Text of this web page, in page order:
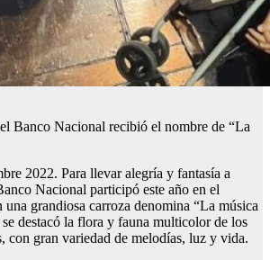
Banco Nacional recibió el nombre de “La
2022. Para llevar alegría y fantasía a
Nacional participó este año en el
grandiosa carroza denomina “La música
destacó la flora y fauna multicolor de los
con gran variedad de melodías, luz y vida.